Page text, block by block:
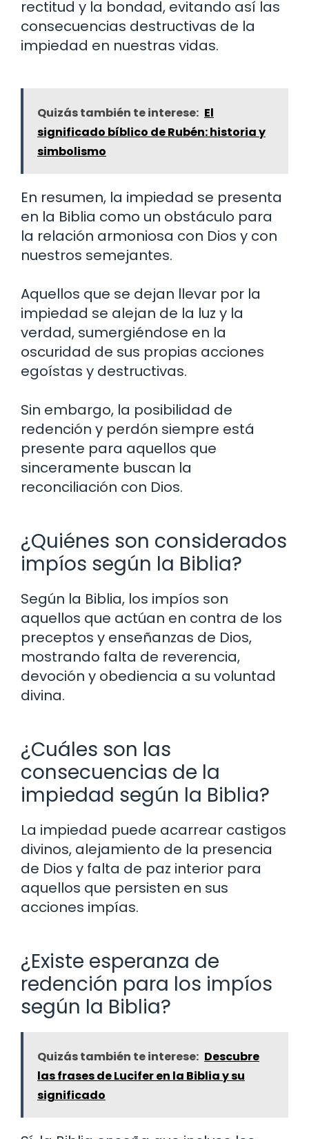
rectitud y la bondad, evitando así las
consecuencias destructivas de la
impiedad en nuestras vidas.
Quizás también te interese: El
significado bíblico de Rubén: historia y
simbolismo
En resumen, la impiedad se presenta
en la Biblia como un obstáculo para
la relación armoniosa con Dios y con
nuestros semejantes.
Aquellos que se dejan llevar por la
impiedad se alejan de la luz y la
verdad, sumergiéndose en la
oscuridad de sus propias acciones
egoístas y destructivas.
Sin embargo, la posibilidad de
redención y perdón siempre está
presente para aquellos que
sinceramente buscan la
reconciliación con Dios.
¿Quiénes son considerados
impíos según la Biblia?
Según la Biblia, los impíos son
aquellos que actúan en contra de los
preceptos y enseñanzas de Dios,
mostrando falta de reverencia,
devoción y obediencia a su voluntad
divina.
¿Cuáles son las
consecuencias de la
impiedad según la Biblia?
La impiedad puede acarrear castigos
divinos, alejamiento de la presencia
de Dios y falta de paz interior para
aquellos que persisten en sus
acciones impías.
¿Existe esperanza de
redención para los impíos
según la Biblia?
Quizás también te interese: Descubre
las frases de Lucifer en la Biblia y su
significado